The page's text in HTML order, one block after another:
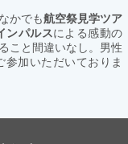
かでも航空祭見学ツア
ンパルスによる感動の
こと間違いなし。男性
加いただいておりま